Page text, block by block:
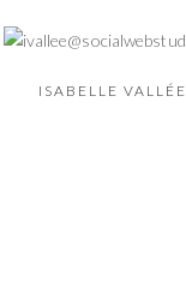
ISABELLE VALLÉE